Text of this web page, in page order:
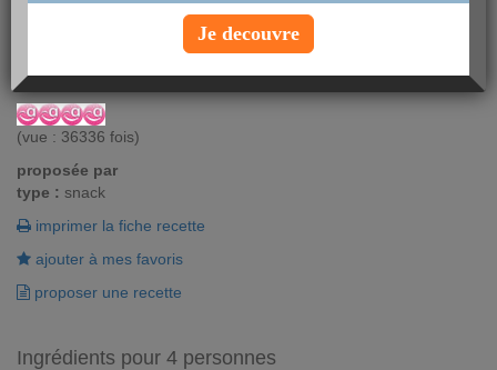
à la banane : fondantes et gourmandes, elles feront l'unanimité
Vous aimez ? Alors notez !
(vue : 36336 fois)
proposée par
type : snack
imprimer la fiche recette
ajouter à mes favoris
proposer une recette
Ingrédients pour 4 personnes
Je decouvre